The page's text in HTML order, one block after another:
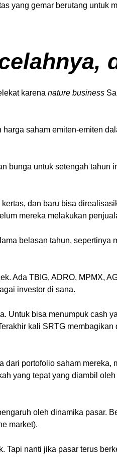
yang gemar berutang untuk
karena nature business
harga saham emiten-emiten
untuk setengah tahun
dan baru bisa
mereka melakukan
belasan tahun, sepertinya
Ada TBIG, ADRO, MPMX,
investor di sana.
Untuk bisa menumpuk cash
kali SRTG
portofolio saham
yang tepat yang diambil
oleh dinamika pasar.
market).
nanti jika pasar terus